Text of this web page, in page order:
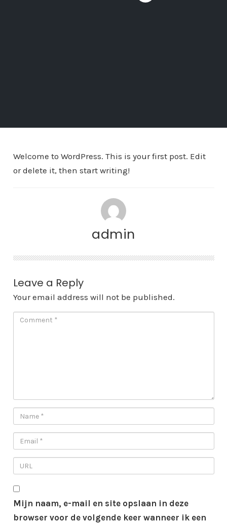
Welcome to WordPress. This is your first post. Edit
or delete it, then start writing!
admin
Leave a Reply
Your email address will not be published.
Mijn naam, e-mail en site opslaan in deze
browser voor de volgende keer wanneer ik een